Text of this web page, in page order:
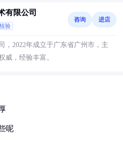
有限公司
验
咨询 进店
，2022年成立于广东省广州市，主
威，经验丰富。
呢